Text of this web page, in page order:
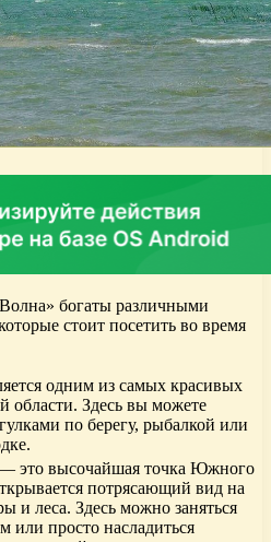
богаты различными
стоит посетить во время
одним из самых красивых
области. Здесь вы можете
по берегу, рыбалкой или
это высочайшая точка Южного
потрясающий вид на
и леса. Здесь можно заняться
или просто насладиться